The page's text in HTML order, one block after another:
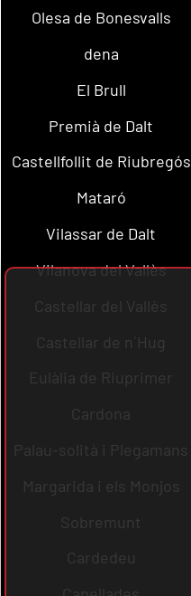
Olesa de Bonesvalls
dena
El Brull
Premià de Dalt
Castellfollit de Riubregós
Mataró
Vilassar de Dalt
Vilanova del Vallès
Castellar del Vallès
Castellar de n´Hug
Eulàlia de Riuprimer
Cardona
Palau-solità i Plegamans
Margarida i els Monjos
Sobremunt
Cardedeu